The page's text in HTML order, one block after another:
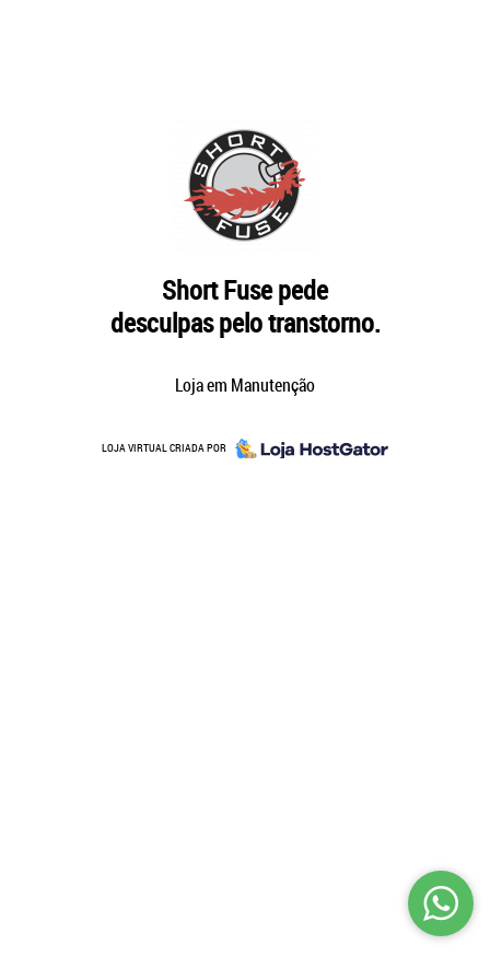
Short Fuse pede
desculpas pelo transtorno.
Loja em Manutenção
LOJA VIRTUAL CRIADA POR